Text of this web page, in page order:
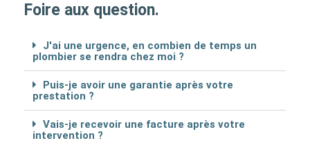
Foire aux question.
J'ai une urgence, en combien de temps un
plombier se rendra chez moi ?
Puis-je avoir une garantie après votre
prestation ?
Vais-je recevoir une facture après votre
intervention ?